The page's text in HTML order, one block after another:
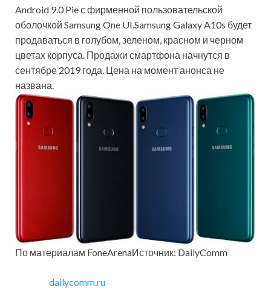
Android 9.0 Pie с фирменной пользовательской
оболочкой Samsung One UI.Samsung Galaxy A10s будет
продаваться в голубом, зеленом, красном и черном
цветах корпуса. Продажи смартфона начнутся в
сентябре 2019 года. Цена на момент анонса не
названа.
По материалам FoneArenaИсточник: DailyComm
dailycomm.ru